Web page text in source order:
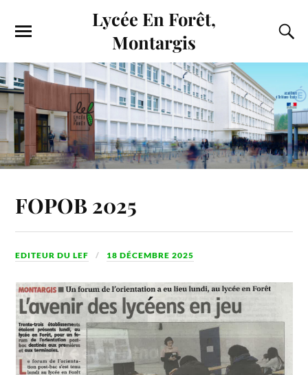
Lycée En Forêt,
Montargis
FOPOB 2025
EDITEUR DU LEF 18 DÉCEMBRE 2025